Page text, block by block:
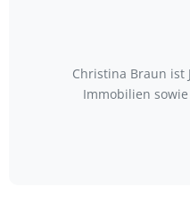
Christina Braun
Immobilien